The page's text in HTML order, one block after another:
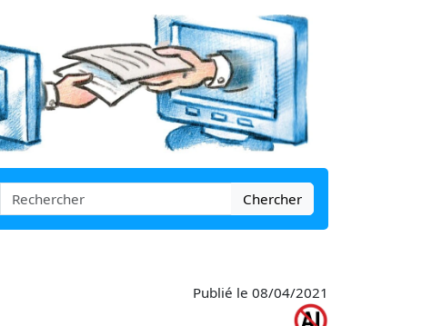
Chercher
Publié le 08/04/2021